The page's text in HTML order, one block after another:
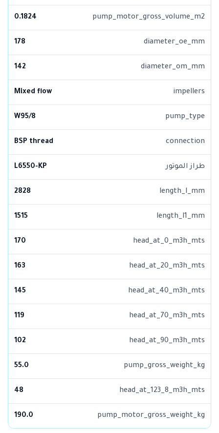
pump_motor_gross_volume_m2
0.1824
diameter_oe_mm
178
diameter_om_mm
142
impellers
Mixed flow
pump_type
W95/8
connection
BSP thread
طراز الموتور L6550-KP
length_l_mm
2828
length_l1_mm
1515
head_at_0_m3h_mts
170
head_at_20_m3h_mts
163
head_at_40_m3h_mts
145
head_at_70_m3h_mts
119
head_at_90_m3h_mts
102
pump_gross_weight_kg
55.0
head_at_123_8_m3h_mts
48
pump_motor_gross_weight_kg
190.0